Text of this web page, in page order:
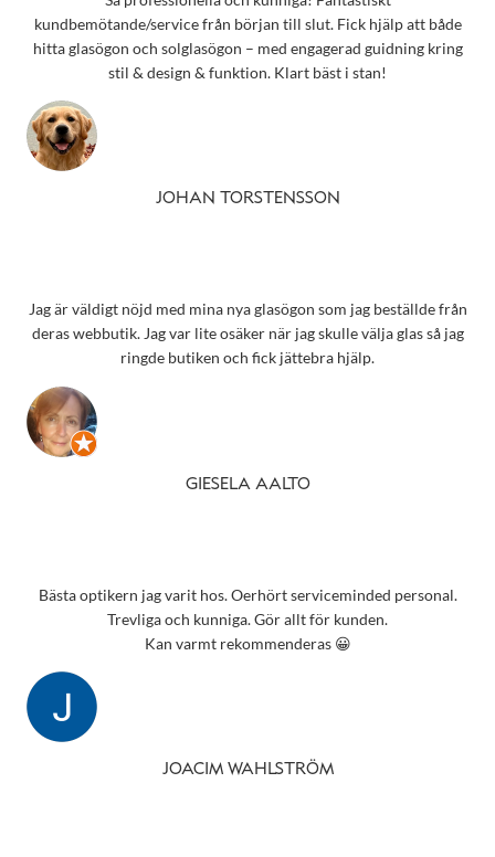
kundbemötande/service från början till slut. Fick hjälp att både
hitta glasögon och solglasögon – med engagerad guidning kring
stil & design & funktion. Klart bäst i stan!
JOHAN TORSTENSSON
Jag är väldigt nöjd med mina nya glasögon som jag beställde från
deras webbutik. Jag var lite osäker när jag skulle välja glas så jag
ringde butiken och fick jättebra hjälp.
GIESELA AALTO
Bästa optikern jag varit hos. Oerhört serviceminded personal.
Trevliga och kunniga. Gör allt för kunden.
Kan varmt rekommenderas 😀
JOACIM WAHLSTRÖM